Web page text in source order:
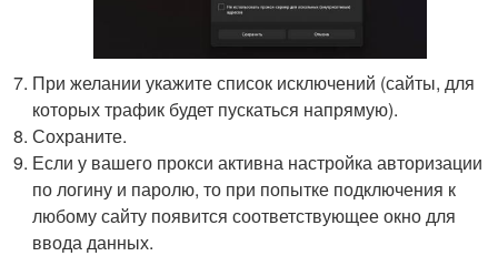
При желании укажите список исключений (сайты, для
которых трафик будет пускаться напрямую).
Сохраните.
Если у вашего прокси активна настройка авторизации
по логину и паролю, то при попытке подключения к
любому сайту появится соответствующее окно для
ввода данных.